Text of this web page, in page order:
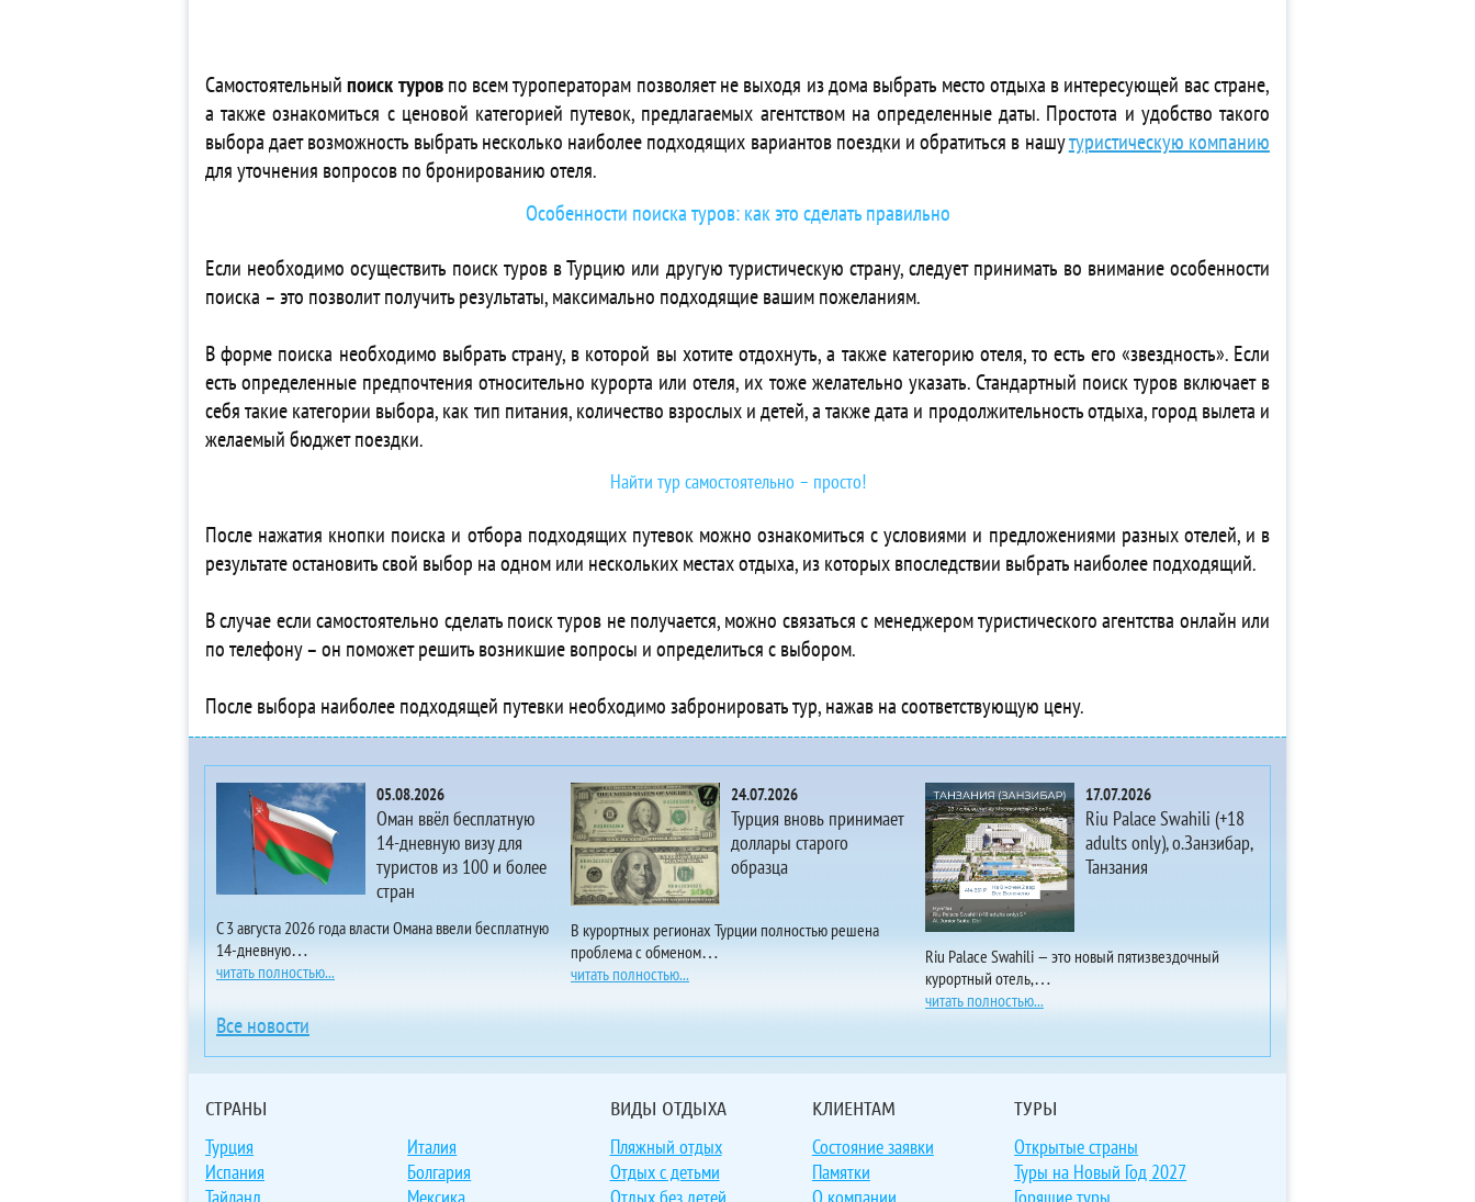
3* Bougainvillea Inn - Maldives
3* Boutique Beach All Inclusive Diving Hotel
5* Brennia Kottefaru
4* Canareef Resort Maldives
3* Casa Mia at Mathiveri
4* Centara Mirage Lagoon Maldives
4* Centara Ras Fushi Resort & Spa Maldives
5* Cheval Blanc Randheli
4* Cinnamon Dhonveli Maldives
5* Cinnamon Hakuraa Huraa Maldives
3* Club Gabbiano
3* Club Kaafu Dhiffushi
5* Club Med Finolhu Villas
4* Club Med Kani
5* Coco Bodu Hithi
5* Coco Palm Dhuni Kolhu
5* Coco Prive Kuda Hithi Island
3* Coco Villa
3* Coconut Tree Hulhuvilla Beach
5* Cocoon Maldives
3* Comfy Cool Breeze by eMzaz
5* Como Cocoa Island
5* Como Maalifushi
5* Conrad Maldives Rangali Island
5* Constance Halaveli Maldives
5* Constance Moofushi
3* Crown Beach Hotel Maldives
3* Crystal Beach Inn
Самостоятельныйпоиск туровпо всем туроператорам позволяет не выходя из дома выбрать место отдыха в интересующей вас стране,
а также ознакомиться с ценовой категорией путевок, предлагаемых агентством на определенные даты. Простота и удобство такого
выбора дает возможность выбрать несколько наиболее подходящих вариантов поездки и обратиться в нашутуристическую компанию
для уточнения вопросов по бронированию отеля.
Особенности поиска туров: как это сделать правильно
Если необходимо осуществить поиск туров в Турцию или другую туристическую страну, следует принимать во внимание особенности
поиска – это позволит получить результаты, максимально подходящие вашим пожеланиям.
В форме поиска необходимо выбрать страну, в которой вы хотите отдохнуть, а также категорию отеля, то есть его «звездность». Если
есть определенные предпочтения относительно курорта или отеля, их тоже желательно указать. Стандартный поиск туров включает в
себя такие категории выбора, как тип питания, количество взрослых и детей, а также дата и продолжительность отдыха, город вылета и
желаемый бюджет поездки.
Найти тур самостоятельно – просто!
После нажатия кнопки поиска и отбора подходящих путевок можно ознакомиться с условиями и предложениями разных отелей, и в
результате остановить свой выбор на одном или нескольких местах отдыха, из которых впоследствии выбрать наиболее подходящий.
В случае если самостоятельно сделать поиск туров не получается, можно связаться с менеджером туристического агентства онлайн или
по телефону – он поможет решить возникшие вопросы и определиться с выбором.
После выбора наиболее подходящей путевки необходимо забронировать тур, нажав на соответствующую цену.
05.08.2026
Оман ввёл бесплатную
14-дневную визу для
туристов из 100 и более
стран
С 3 августа 2026 года власти Омана ввели бесплатную
14-дневную…
читать полностью...
24.07.2026
Турция вновь принимает
доллары старого
образца
В курортных регионах Турции полностью решена
проблема с обменом…
читать полностью...
17.07.2026
Riu Palace Swahili (+18
adults only), о.Занзибар,
Танзания
Riu Palace Swahili — это новый пятизвездочный
курортный отель,…
читать полностью...
Все новости
СТРАНЫ
Турция
Испания
Италия
Болгария
ВИДЫ ОТДЫХА
Пляжный отдых
Отдых с детьми
КЛИЕНТАМ
Состояние заявки
Памятки
ТУРЫ
Открытые страны
Туры на Новый Год 2027